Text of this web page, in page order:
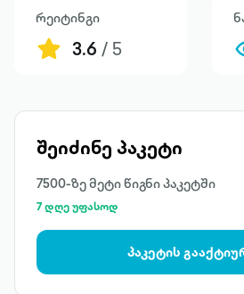
რეიტინგი
3.6 / 5
შეიძინე პაკეტი
7500-ზე მეტი წიგნი პაკეტში
7 დღე უფასოდ
პაკეტის